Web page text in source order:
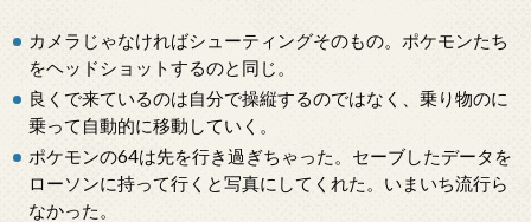
カメラじゃなければシューティングそのもの。ポケモンたち
をヘッドショットするのと同じ。
良くで来ているのは自分で操縦するのではなく、乗り物のに
乗って自動的に移動していく。
ポケモンの64は先を行き過ぎちゃった。セーブしたデータを
ローソンに持って行くと写真にしてくれた。いまいち流行ら
なかった。